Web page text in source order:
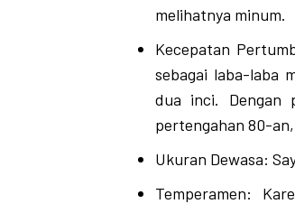
melihatnya minum.
Kecepatan
sebagai laba-laba
dua inci. Dengan
pertengahan 80-
Ukuran Dewasa:
Temperamen: